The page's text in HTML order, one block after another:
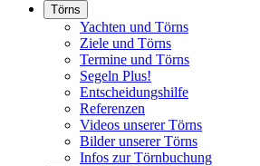
Törns
Yachten und Törns
Ziele und Törns
Termine und Törns
Segeln Plus!
Entscheidungshilfe
Referenzen
Videos unserer Törns
Bilder unserer Törns
Infos zur Törnbuchung